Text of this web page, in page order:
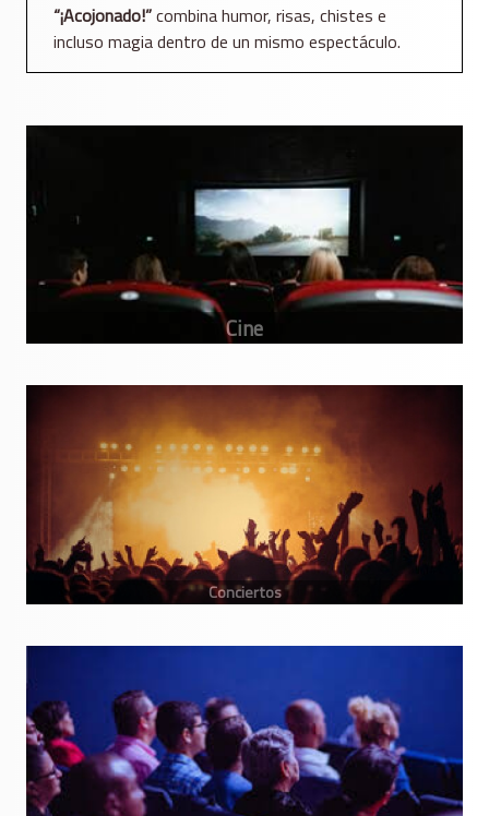
“¡Acojonado!”combina humor, risas, chistes e
incluso magia dentro de un mismo espectáculo.